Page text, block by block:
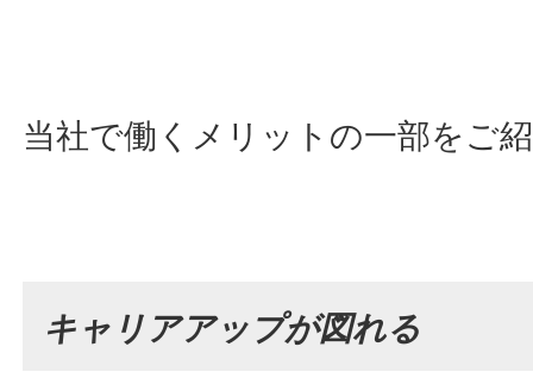
当社で働くメリットの一部をご
キャリアアップが図れる